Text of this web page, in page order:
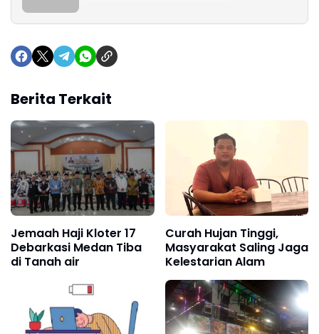
Berita Terkait
Jemaah Haji Kloter 17
Debarkasi Medan Tiba
di Tanah air
Curah Hujan Tinggi,
Masyarakat Saling Jaga
Kelestarian Alam